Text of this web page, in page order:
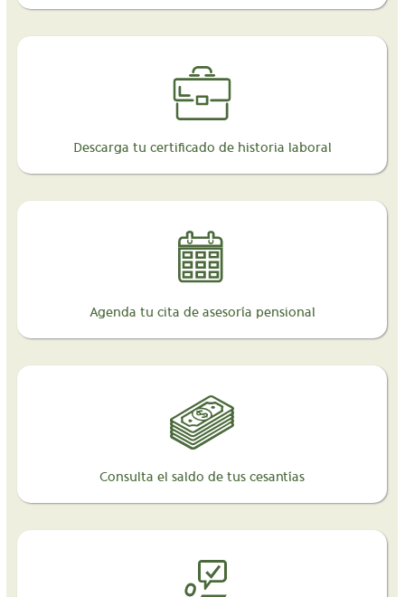
Descarga tu certificado de historia laboral
Agenda tu cita de asesoría pensional
Consulta el saldo de tus cesantías